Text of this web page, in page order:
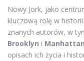
Nowy Jork, jako
kluczową rolę w
znanych autorów, w
Brooklyn i Manhattan
opisach ich życia i